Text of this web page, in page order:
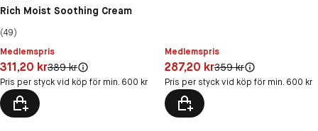
Rich Moist Soothing Cream
(49)
Medlemspris
Pris: 311,20 kr
311,20 krOriginal pris:
389 kr
Pris per styck vid köp för min. 600 kr
Medlemspris
Pris: 287,20 kr
287,20 krOriginal pris:
359 kr
Pris per styck vid köp för min. 600 kr